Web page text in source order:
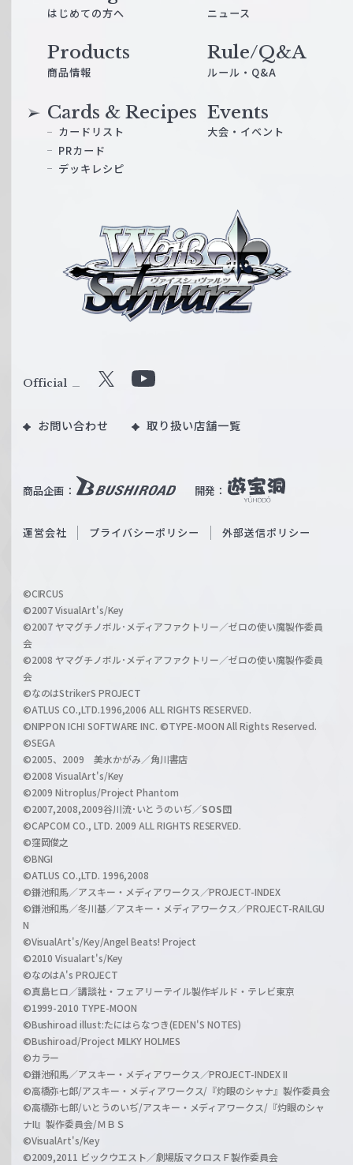
ス
ル
W
ß
c
a
r
z
はじめての方へ ニュース
Products
商品情報
Cards & Recipes
カードリスト
PRカード
デッキレシピ
Events
大会・イベント
Rule/Q&A
ルール・Q&A
商品企画： 開発：
Official X
u
b
O
i
l
h
a
n
l
お問い合わせ 取り扱い店舗一覧
運営会社 プライバシーポリシー 外部送信ポリシー
©CIRCUS
©2007 VisualArt's/Key
©2007 ヤマグチノボル･メディアファクトリー／ゼロの使い魔製作委員
会
©2008 ヤマグチノボル･メディアファクトリー／ゼロの使い魔製作委員
会
©なのはStrikerS PROJECT
©ATLUS CO.,LTD.1996,2006 ALL RIGHTS RESERVED.
©NIPPON ICHI SOFTWARE INC. ©TYPE-MOON All Rights Reserved.
©SEGA
©2005、2009 美水かがみ／角川書店
©2008 VisualArt's/Key
©2009 Nitroplus/Project Phantom
©2007,2008,2009谷川流･いとうのいぢ／SOS団
©CAPCOM CO., LTD. 2009 ALL RIGHTS RESERVED.
©窪岡俊之
©BNGI
©ATLUS CO.,LTD. 1996,2008
©鎌池和馬／アスキー・メディアワークス／PROJECT-INDEX
©鎌池和馬／冬川基／アスキー・メディアワークス／PROJECT-RAILGU
N
©VisualArt's/Key/Angel Beats! Project
©2010 Visualart's/Key
©なのはA's PROJECT
©真島ヒロ／講談社・フェアリーテイル製作ギルド・テレビ東京
©1999-2010 TYPE-MOON
©Bushiroad illust:たにはらなつき(EDEN'S NOTES)
©Bushiroad/Project MILKY HOLMES
©カラー
©鎌池和馬／アスキー・メディアワークス／PROJECT-INDEX II
©高橋弥七郎/アスキー・メディアワークス/『灼眼のシャナ』製作委員会
©高橋弥七郎/いとうのいぢ/アスキー・メディアワークス/『灼眼のシャ
ナII』製作委員会/ＭＢＳ
©VisualArt's/Key
©2009,2011 ビックウエスト／劇場版マクロスＦ製作委員会